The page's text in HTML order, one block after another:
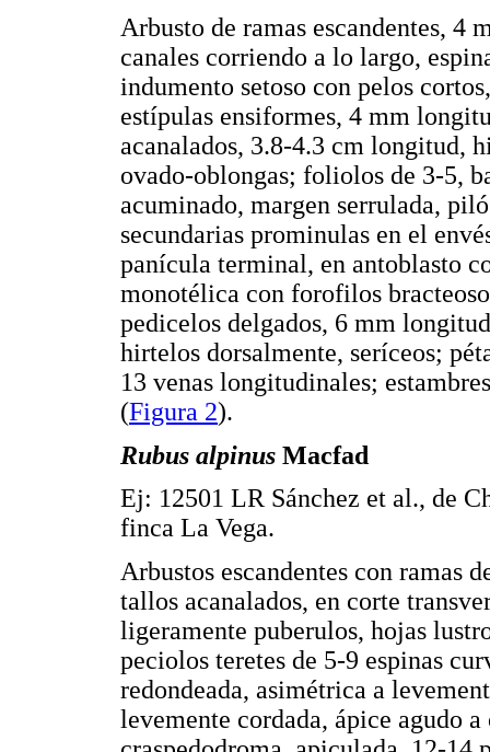
Arbusto de ramas escandentes, 4
canales corriendo a lo largo,
indumento setoso con pelos
estípulas ensiformes, 4 mm
acanalados, 3.8-4.3 cm longitud,
ovado-oblongas; foliolos de 3-5,
acuminado, margen serrulada,
secundarias prominulas en el
panícula terminal, en antoblasto
monotélica con forofilos
pedicelos delgados, 6 mm
hirtelos dorsalmente, seríceos;
13 venas longitudinales;
(Figura 2).
Rubus alpinus Macfad
Ej: 12501 LR Sánchez et al., de
finca La Vega.
Arbustos escandentes con ramas
tallos acanalados, en corte
ligeramente puberulos, hojas
peciolos teretes de 5-9 espinas
redondeada, asimétrica a
levemente cordada, ápice agudo